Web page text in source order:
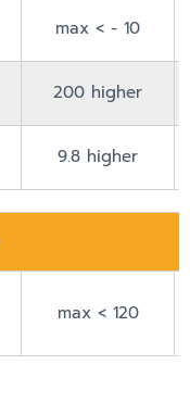
max < - 10
200 higher
9.8 higher
max < 120